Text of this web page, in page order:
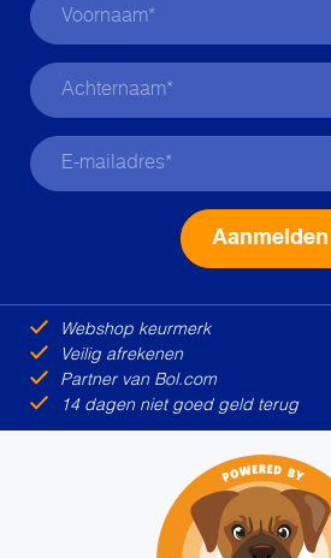
Webshop keurmerk
Veilig afrekenen
Partner van Bol.com
14 dagen niet goed geld terug